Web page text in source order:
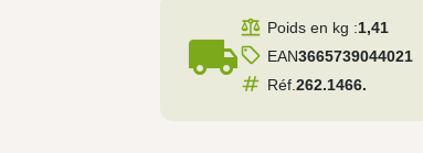
local_shipping
Poids en kg :1,41
EAN3665739044021
Réf. 262.1466.